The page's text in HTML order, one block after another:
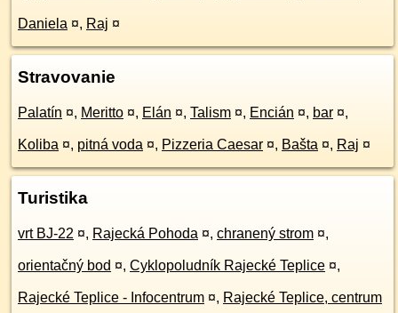
Daniela ¤, Raj ¤
Stravovanie
Palatín ¤, Meritto ¤, Elán ¤, Talism ¤, Encián ¤, bar ¤,
Koliba ¤, pitná voda ¤, Pizzeria Caesar ¤, Bašta ¤, Raj ¤
Turistika
vrt BJ-22 ¤, Rajecká Pohoda ¤, chranený strom ¤,
orientačný bod ¤, Cyklopoludník Rajecké Teplice ¤,
Rajecké Teplice - Infocentrum ¤, Rajecké Teplice, centrum